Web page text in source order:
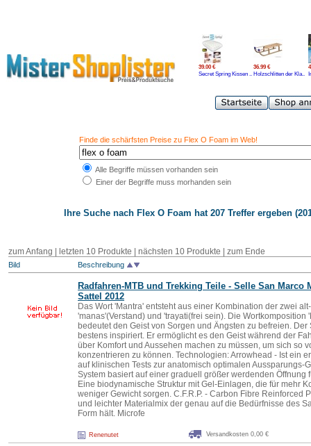
39.00 €
Secret Spring Kissen ..
36.99 €
Holzschlitten der Kla..
Finde die schärfsten Preise zu Flex O Foam im Web!
Alle Begriffe müssen vorhanden sein
Einer der Begriffe muss morhanden sein
Ihre Suche nach Flex O Foam hat 207 Treffer ergeben
zum Anfang letzten 10 Produkte | nächsten 10 Produkte | zum Ende
Bild Beschreibung
Radfahren-MTB und Trekking Teile - Selle San Marco
Sattel 2012
Das Wort 'Mantra' entsteht aus einer Kombination der zwei
'manas'(Verstand) und 'trayati(frei sein). Die Wortkomposition
bedeutet den Geist von Sorgen und Ängsten zu befreien.
bestens inspiriert. Er ermöglicht es den Geist während der
über Komfort und Aussehen machen zu müssen, um sich so
konzentrieren zu können. Technologien: Arrowhead - Ist ein
auf klinischen Tests zur anatomisch optimalen Aussparungs-
System basiert auf einer graduell größer werdenden Öffnung
Eine biodynamische Struktur mit Gel-Einlagen, die für mehr
weniger Gewicht sorgen. C.F.R.P. - Carbon Fibre Reinforced
und leichter Materialmix der genau auf die Bedürfnisse des
Form hält. Microfe
Renenutet Versandkosten 0,00 €